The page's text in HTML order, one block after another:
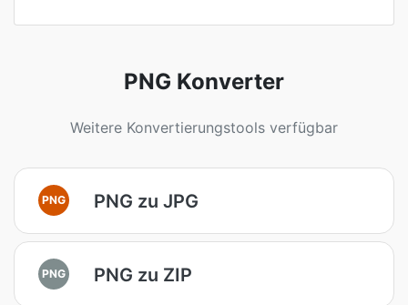
PNG Konverter
Weitere Konvertierungstools verfügbar
PNG PNG zu JPG
PNG PNG zu ZIP